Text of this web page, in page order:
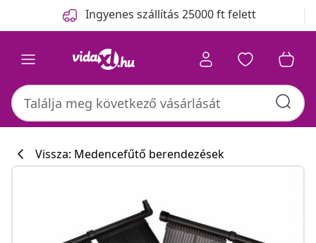
Ingyenes szállítás 25000 ft felett
Vissza: Medencefűtő berendezések